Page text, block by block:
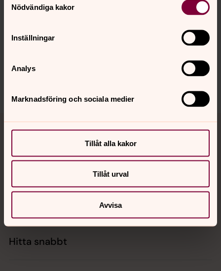
Nödvändiga kakor
Inställningar
Analys
Marknadsföring och sociala medier
Tillåt alla kakor
Tillåt urval
Avvisa
Synpunkter eller frågor på sidans
jukkasjarvi.forsamling@svenskakyrkan.se
Hitta snabbt